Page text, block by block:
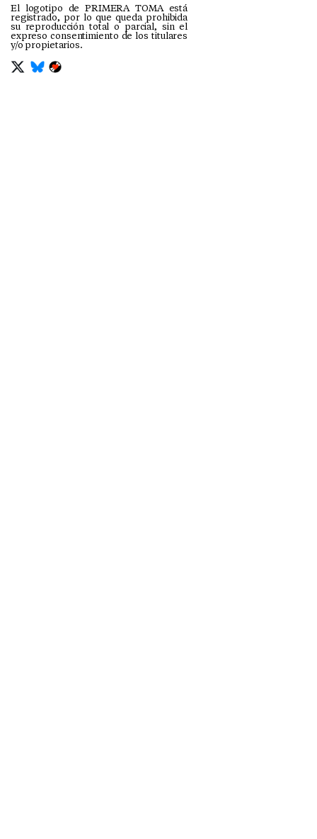
El logotipo de PRIMERA TOMA está
registrado, por lo que queda prohibida
su reproducción total o parcial, sin el
expreso consentimiento de los titulares
y/o propietarios.